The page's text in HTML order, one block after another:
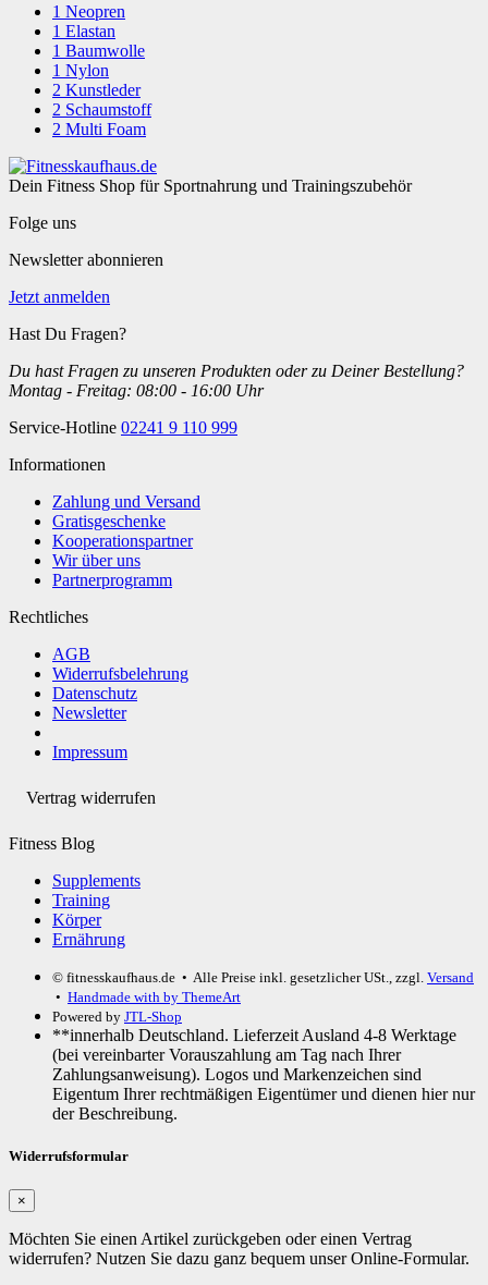
1 Neopren
1 Elastan
1 Baumwolle
1 Nylon
2 Kunstleder
2 Schaumstoff
2 Multi Foam
Dein Fitness Shop für Sportnahrung und Trainingszubehör
Folge uns
Newsletter abonnieren
Jetzt anmelden
Hast Du Fragen?
Du hast Fragen zu unseren Produkten oder zu Deiner Bestellung?
Montag - Freitag: 08:00 - 16:00 Uhr
Service-Hotline 02241 9 110 999
Informationen
Zahlung und Versand
Gratisgeschenke
Kooperationspartner
Wir über uns
Partnerprogramm
Rechtliches
AGB
Widerrufsbelehrung
Datenschutz
Newsletter
Impressum
Vertrag widerrufen
Fitness Blog
Supplements
Training
Körper
Ernährung
© fitnesskaufhaus.de • Alle Preise inkl. gesetzlicher USt., zzgl. Versand
• Handmade with by ThemeArt
Powered by JTL-Shop
**innerhalb Deutschland. Lieferzeit Ausland 4-8 Werktage
(bei vereinbarter Vorauszahlung am Tag nach Ihrer
Zahlungsanweisung). Logos und Markenzeichen sind
Eigentum Ihrer rechtmäßigen Eigentümer und dienen hier nur
der Beschreibung.
Widerrufsformular
×
Möchten Sie einen Artikel zurückgeben oder einen Vertrag
widerrufen? Nutzen Sie dazu ganz bequem unser Online-Formular.